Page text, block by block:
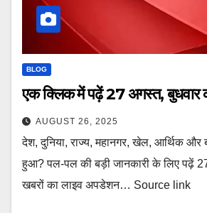
BLOG
एक क्लिक में पढ़ें 27 अगस्त, बुधवार
AUGUST 26, 2025
देश, दुनिया, राज्य, महानगर, खेल, आर्थिक और
हुआ? पल-पल की बड़ी जानकारी के लिए पढ़ें
खबरों का लाइव अपडेशन… Source link